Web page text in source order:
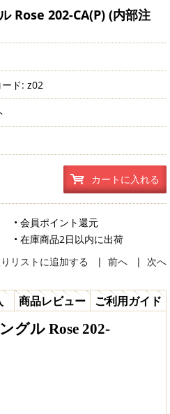
Rose 202-CA(P) (内部注
ド: z02
カートに入れる
• 会員ポイント還元
• 在庫商品2日以内に出荷
リストに追加する
| 前へ | 次へ
商品レビュー ご利用ガイド
グル Rose 202-